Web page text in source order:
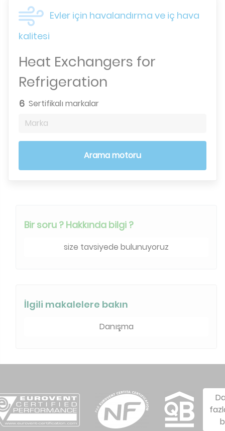
Evler için havalandırma ve iç hava
kalitesi
Heat Exchangers for
Refrigeration
6 Sertifikalı markalar
Marka
Arama motoru
Bir soru ? Hakkında bilgi ?
size tavsiyede bulunuyoruz
İlgili makalelere bakın
Danışma